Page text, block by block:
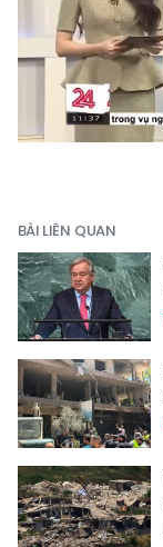
BÀI LIÊN QUAN